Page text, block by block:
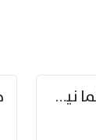
فصبرا في مجال الموت صبرا … فما نيل الخلود بمستطاع